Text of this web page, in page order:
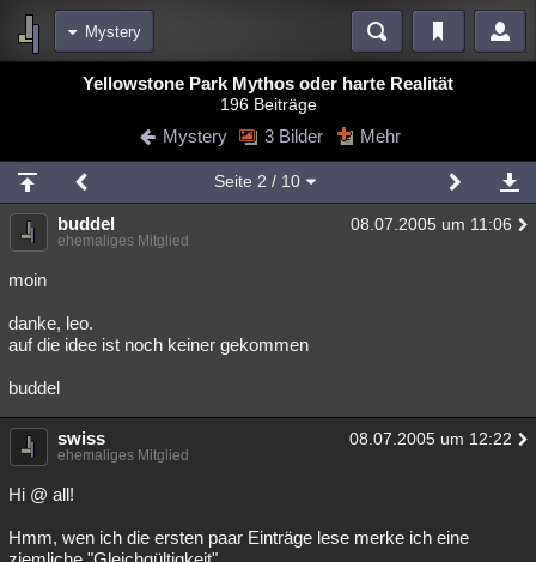
Mystery
Blogs Videos
Chat Wiki Neuigkeiten
meine Rubriken
Menschen Mystery Kriminalfälle
Spiritualität
Natur
Philosophie
Astronomie Gaming Filme
Musik
Yellowstone Park Mythos oder harte Realität
196 Beiträge
Mystery 3 Bilder Mehr
Seite 2 / 10
buddel 08.07.2005 um 11:06
ehemaliges Mitglied
moin
danke, leo.
auf die idee ist noch keiner gekommen
buddel
swiss 08.07.2005 um 12:22
ehemaliges Mitglied
Hi @ all!
Hmm, wen ich die ersten paar Einträge lese merke ich eine